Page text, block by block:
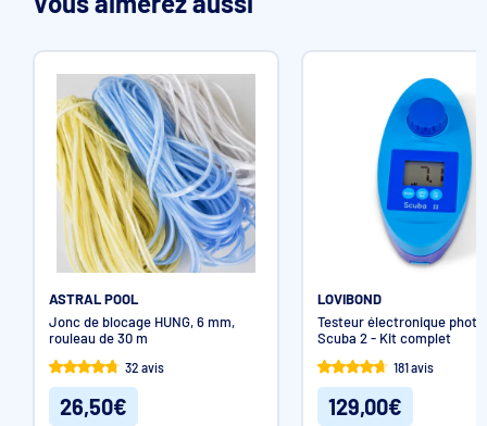
ASTRAL POOL
Jonc de blocage HUNG, 6 mm,
rouleau de 30 m
32 avis
26,50€
LOVIBOND
Testeur électronique
Scuba 2 - Kit complet
181 avis
129,00€